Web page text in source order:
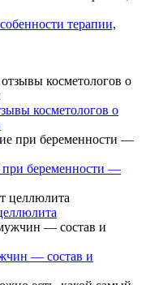
терапии,
косметологов о
при беременности —
— состав и